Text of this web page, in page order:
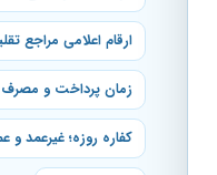
ارقام اعلامی مراجع تقلید
زمان پرداخت و مصرف
کفاره روزه؛ غیرعمد و عمد